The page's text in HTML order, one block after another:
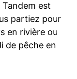
Tandem est
partiez pour
en rivière ou
de pêche en